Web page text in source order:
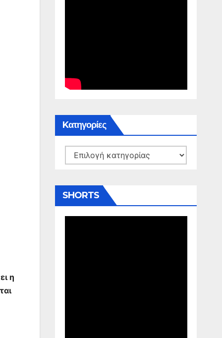
η
Kατηγορίες
Kατηγορίες
SHORTS